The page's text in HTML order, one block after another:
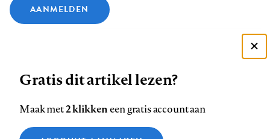
AANMELDEN
Volg
ons
Volg
ons
op
Volg
ons
op
Volg
ons
op
Volg
ons
op
ons
Contact Colofon Disclaimer Privacy
Gratis dit artikel lezen?
Maak met2 klikkeneen gratis account aan
Zie onze cookie policy